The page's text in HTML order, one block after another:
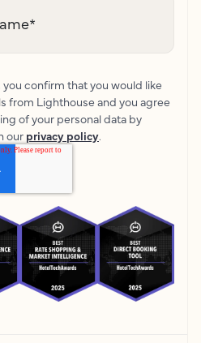
*
confirm that you would like
from Lighthouse and you agree
of your personal data by
our privacy policy.